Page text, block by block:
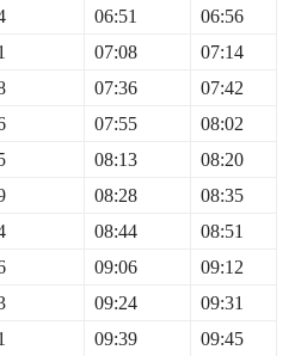
06:51
06:56
07:08
07:14
07:36
07:42
07:55
08:02
08:13
08:20
08:28
08:35
08:44
08:51
09:06
09:12
09:24
09:31
09:39 09:45